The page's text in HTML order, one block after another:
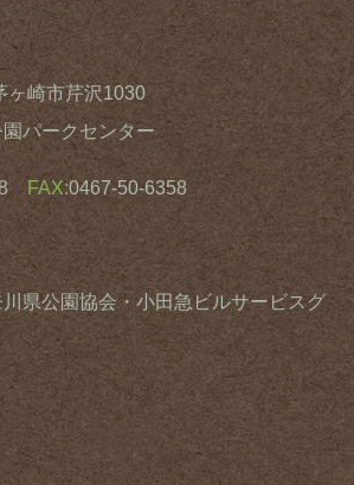
ヶ崎市芹沢1030
ークセンター
FAX:0467-50-6358
県公園協会・小田急ビルサービスグ